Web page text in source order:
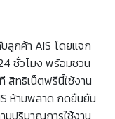
ลูกค้า AIS โดยแจก
ชั่วโมง พร้อมชวน
สิทธิเน็ตฟรีนี้ใช้งาน
ห้ามพลาด กดยืนยัน
มปริมาณการใช้งาน